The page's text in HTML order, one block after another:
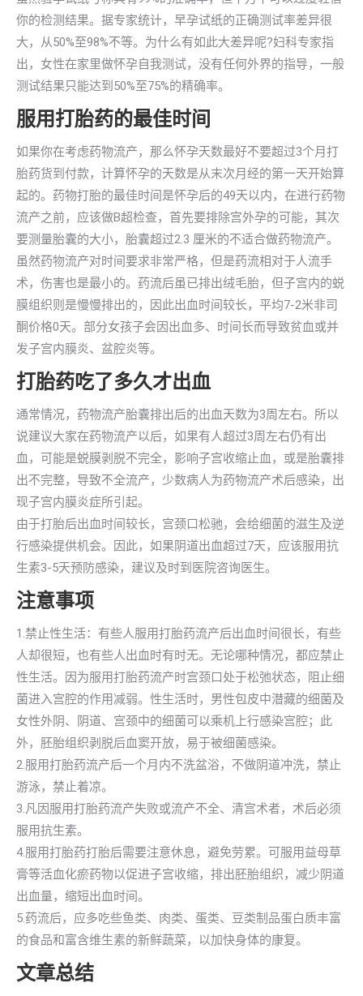
你的检测结果。据专家统计，早孕试纸的正确测试率差异很
大，从50%至98%不等。为什么有如此大差异呢?妇科专家指
出，女性在家里做怀孕自我测试，没有任何外界的指导，一般
测试结果只能达到50%至75%的精确率。
服用打胎药的最佳时间
如果你在考虑药物流产，那么怀孕天数最好不要超过3个月打
胎药货到付款，计算怀孕的天数是从末次月经的第一天开始算
起的。药物打胎的最佳时间是怀孕后的49天以内，在进行药物
流产之前，应该做B超检查，首先要排除宫外孕的可能，其次
要测量胎囊的大小，胎囊超过2.3 厘米的不适合做药物流产。
虽然药物流产对时间要求非常严格，但是药流相对于人流手
术，伤害也是最小的。药流后虽已排出绒毛胎，但子宫内的蜕
膜组织则是慢慢排出的，因此出血时间较长，平均7-2米非司
酮价格0天。部分女孩子会因出血多、时间长而导致贫血或并
发子宫内膜炎、盆腔炎等。
打胎药吃了多久才出血
通常情况，药物流产胎囊排出后的出血天数为3周左右。所以
说建议大家在药物流产以后，如果有人超过3周左右仍有出
血，可能是蜕膜剥脱不完全，影响子宫收缩止血，或是胎囊排
出不完整，导致不全流产，少数病人为药物流产术后感染，出
现子宫内膜炎症所引起。
由于打胎后出血时间较长，宫颈口松驰，会给细菌的滋生及逆
行感染提供机会。因此，如果阴道出血超过7天，应该服用抗
生素3-5天预防感染，建议及时到医院咨询医生。
注意事项
1.禁止性生活：有些人服用打胎药流产后出血时间很长，有些
人却很短，也有些人出血时有时无。无论哪种情况，都应禁止
性生活。因为服用打胎药流产时宫颈口处于松弛状态，阻止细
菌进入宫腔的作用减弱。性生活时，男性包皮中潜藏的细菌及
女性外阴、阴道、宫颈中的细菌可以乘机上行感染宫腔；此
外，胚胎组织剥脱后血窦开放，易于被细菌感染。
2.服用打胎药流产后一个月内不洗盆浴，不做阴道冲洗，禁止
游泳，禁止着凉。
3.凡因服用打胎药流产失败或流产不全、清宫术者，术后必须
服用抗生素。
4.服用打胎药打胎后需要注意休息，避免劳累。可服用益母草
膏等活血化瘀药物以促进子宫收缩，排出胚胎组织，减少阴道
出血量，缩短出血时间。
5.药流后，应多吃些鱼类、肉类、蛋类、豆类制品蛋白质丰富
的食品和富含维生素的新鲜蔬菜，以加快身体的康复。
文章总结